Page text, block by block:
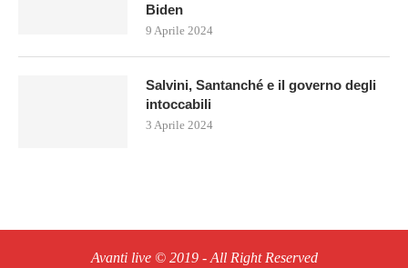
Biden
9 Aprile 2024
Salvini, Santanché e il governo degli
intoccabili
3 Aprile 2024
Avanti live © 2019 - All Right Reserved